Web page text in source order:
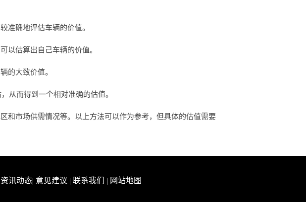
准确地评估车辆的价值。
以估算出自己车辆的价值。
的大致价值。
从而得到一个相对准确的估值。
和市场供需情况等。以上方法可以作为参考，但具体的估值需要
资讯动态| 意见建议 | 联系我们 | 网站地图